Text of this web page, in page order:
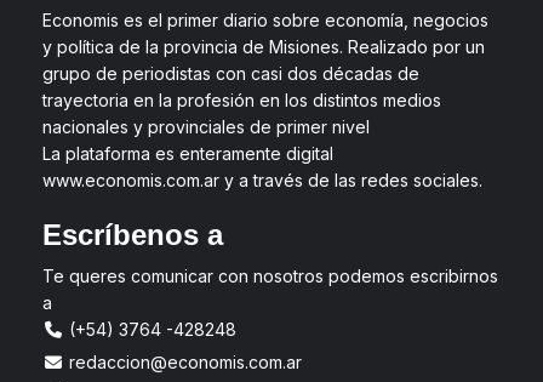
Economis es el primer diario sobre economía, negocios
y política de la provincia de Misiones. Realizado por un
grupo de periodistas con casi dos décadas de
trayectoria en la profesión en los distintos medios
nacionales y provinciales de primer nivel
La plataforma es enteramente digital
www.economis.com.ar y a través de las redes sociales.
Escríbenos a
Te queres comunicar con nosotros podemos escribirnos
a
(+54) 3764 -428248
redaccion@economis.com.ar